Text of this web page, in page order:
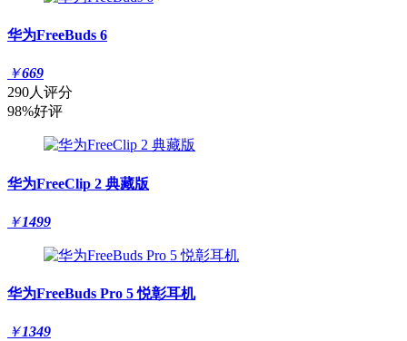
华为FreeBuds 6
￥669
290人评分
98%好评
华为FreeClip 2 典藏版
￥1499
华为FreeBuds Pro 5 悦彰耳机
￥1349